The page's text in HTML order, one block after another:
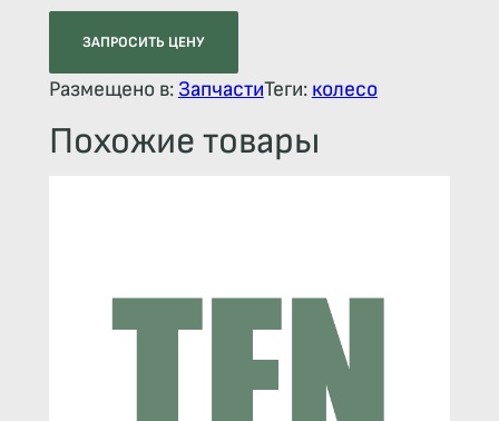
ЗАПРОСИТЬ ЦЕНУ
Размещено в: ЗапчастиТеги: колесо
Похожие товары